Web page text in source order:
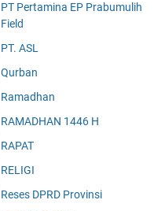
PT Pertamina EP Prabumulih
Field
PT. ASL
Qurban
Ramadhan
RAMADHAN 1446 H
RAPAT
RELIGI
Reses DPRD Provinsi